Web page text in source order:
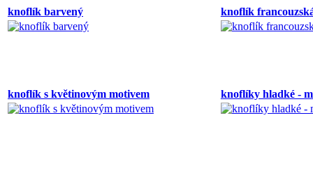
knoflík barvený knoflík
knoflík s květinovým motivem knoflíky hladké -